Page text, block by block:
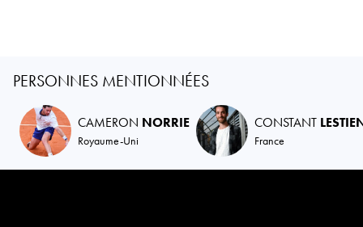
PERSONNES MENTIONNÉES
CAMERON NORRIE
Royaume-Uni
CONSTANT
France